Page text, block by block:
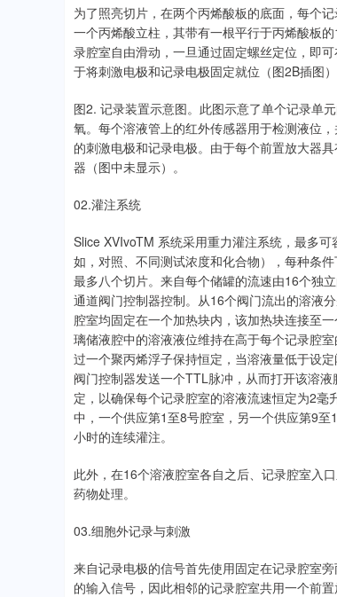
为了照亮切片，在两个丙烯酸板的底面，每个
一个丙烯酸立柱，其带有一根平行于丙烯酸板
录腔室自由滑动，一旦通过固定螺丝定位，即
于将刺激电极和记录电极固定就位（图2B插图
图2. 记录装置示意图。此图示意了单个记录单
氧。每个溶液管上的红外传感器用于检测液位
的刺激电极和记录电极。由于每个前置放大器
器（图中未显示）。
02.灌注系统
Slice XVIvoTM 系统采用重力灌注系统，最多
如，对照、不同测试浓度和化合物），每种条
最多八个切片。来自每个储罐的流速由16个独
通道阀门控制器控制。从16个阀门流出的溶液
腔室均固定在一个加热块内，该加热块连接至
璃储液腔中的溶液液位维持在高于每个记录腔
过一个聚丙烯浮子保持恒定，当溶液量低于设
阀门控制器发送一个TTL脉冲，从而打开该溶
定，以确保每个记录腔室的溶液流速恒定为2
中，一个供应第1至8号腔室，另一个供应第9
小时的连续灌注。
此外，在16个溶液腔室各自之后、记录腔室入
药物处理。
03.细胞外记录与刺激
来自记录电极的信号首先使用固定在记录腔室
的输入信号，因此相邻的记录腔室共用一个前